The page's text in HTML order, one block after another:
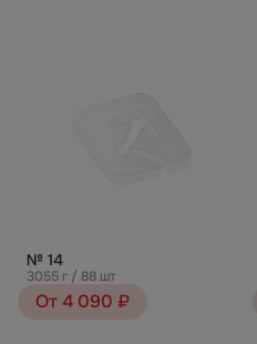
№ 14
3055 г / 88 шт
От 4 090 ₽